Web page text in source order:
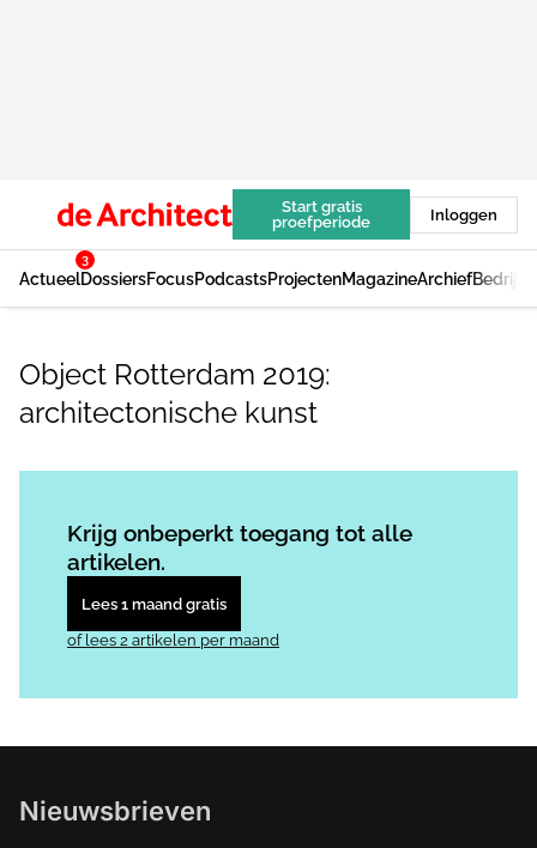
Start gratis
proefperiode
Inloggen
Actueel
3
DossiersFocusPodcastsProjectenMagazineArchief
Object Rotterdam 2019:
architectonische kunst
Krijg onbeperkt toegang tot alle
artikelen.
Lees 1 maand gratis
of lees 2 artikelen per maand
Nieuwsbrieven